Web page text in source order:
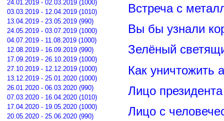
24.01.2019 - 02.03.2019 (1000)
03.03.2019 - 12.04.2019 (1010)
13.04.2019 - 23.05.2019 (990)
24.05.2019 - 03.07.2019 (1000)
04.07.2019 - 11.08.2019 (1000)
12.08.2019 - 16.09.2019 (990)
17.09.2019 - 26.10.2019 (1000)
27.10.2019 - 12.12.2019 (1000)
13.12.2019 - 25.01.2020 (1000)
26.01.2020 - 06.03.2020 (990)
07.03.2020 - 16.04.2020 (1010)
17.04.2020 - 19.05.2020 (1000)
20.05.2020 - 25.06.2020 (990)
Встреча с
Вы бы узнали
Зелёный
Как уничтожить
Лицо
Лицо с